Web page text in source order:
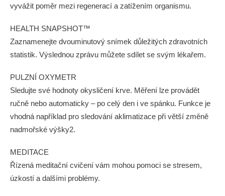
vyvážit poměr mezi regenerací a zatížením organismu.
HEALTH SNAPSHOT™
Zaznamenejte dvouminutový snímek důležitých zdravotních
statistik. Výslednou zprávu můžete sdílet se svým lékařem.
PULZNÍ OXYMETR
Sledujte své hodnoty okysličení krve. Měření lze provádět
ručně nebo automaticky – po celý den i ve spánku. Funkce je
vhodná například pro sledování aklimatizace při větší změně
nadmořské výšky2.
MEDITACE
Řízená meditační cvičení vám mohou pomoci se stresem,
úzkostí a dalšími problémy.